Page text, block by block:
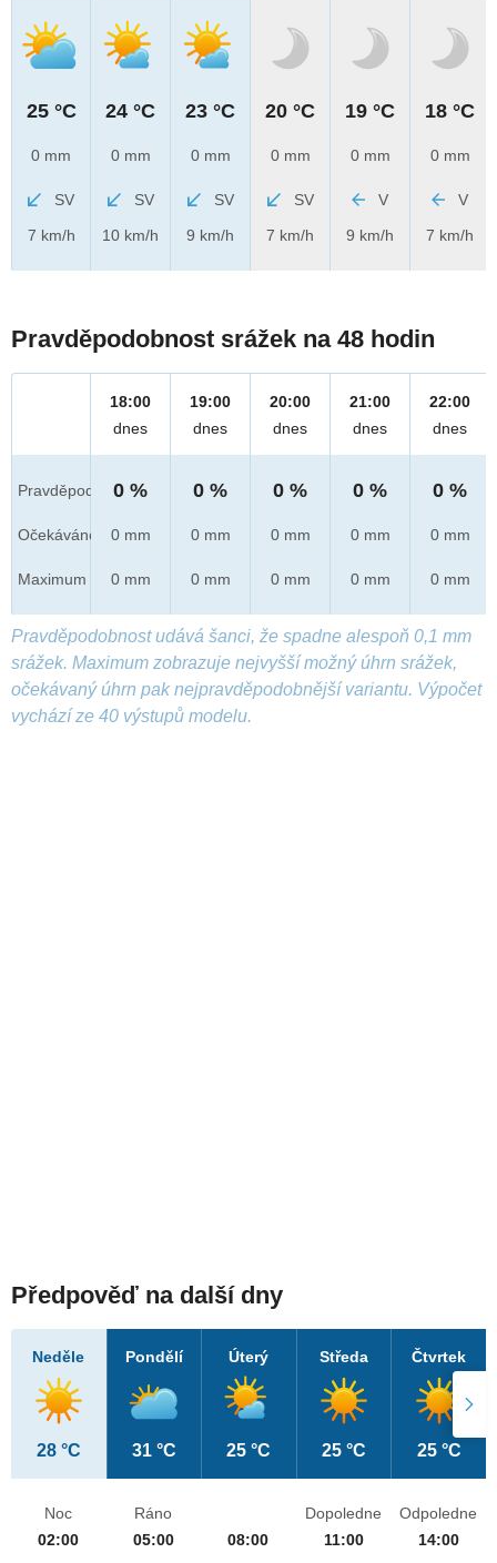
25 °C
0 mm
SV
7 km/h
24 °C
0 mm
SV
10 km/h
23 °C
0 mm
SV
9 km/h
20 °C
0 mm
SV
7 km/h
19 °C
0 mm
V
9 km/h
18 °C
0 mm
V
7 km/h
Pravděpodobnost srážek na 48 hodin
Pravděpod.
Očekáváno
Maximum
18:00
dnes
0 %
0 mm
0 mm
19:00
dnes
0 %
0 mm
0 mm
20:00
dnes
0 %
0 mm
0 mm
21:00
dnes
0 %
0 mm
0 mm
22:00
dnes
0 %
0 mm
0 mm
Pravděpodobnost udává šanci, že spadne alespoň 0,1 mm
srážek. Maximum zobrazuje nejvyšší možný úhrn srážek,
očekávaný úhrn pak nejpravděpodobnější variantu. Výpočet
vychází ze 40 výstupů modelu.
Předpověď na další dny
Neděle
28 °C
Pondělí
31 °C
Úterý
25 °C
Středa
25 °C
Čtvrtek
25 °C
Noc
02:00
Ráno
05:00
08:00
Dopoledne
11:00
Odpoledne
14:00